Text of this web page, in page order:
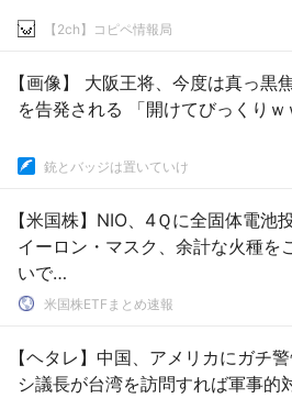
【2ch】コピペ情報局
【画像】 大阪王将、今度は真っ黒
を告発される 「開けてびっくりｗ
銃とバッジは置いていけ
【米国株】NIO、4Ｑに全固体電池
イーロン・マスク、余計な火種を
いで…
米国株ETFまとめ速報
【ヘタレ】中国、アメリカにガチ
シ議長が台湾を訪問すれば軍事的